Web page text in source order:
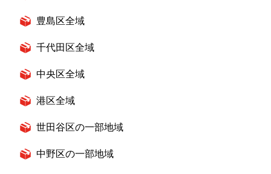
豊島区全域
千代田区全域
中央区全域
港区全域
世田谷区の一部地域
中野区の一部地域